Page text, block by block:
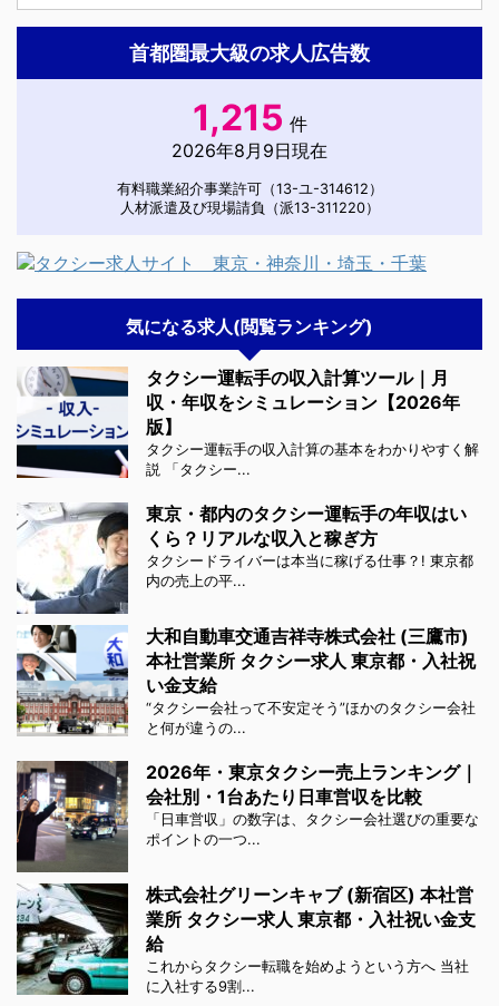
首都圏最大級の求人広告数
1,215 件
2026年8月9日現在
有料職業紹介事業許可（13-ユ-314612）
人材派遣及び現場請負（派13-311220）
気になる求人(閲覧ランキング)
タクシー運転手の収入計算ツール｜月
収・年収をシミュレーション【2026年
版】
タクシー運転手の収入計算の基本をわかりやすく解
説 「タクシー...
東京・都内のタクシー運転手の年収はい
くら？リアルな収入と稼ぎ方
タクシードライバーは本当に稼げる仕事？! 東京都
内の売上の平...
大和自動車交通吉祥寺株式会社 (三鷹市)
本社営業所 タクシー求人 東京都・入社祝
い金支給
“タクシー会社って不安定そう”ほかのタクシー会社
と何が違うの...
2026年・東京タクシー売上ランキング｜
会社別・1台あたり日車営収を比較
「日車営収」の数字は、タクシー会社選びの重要な
ポイントの一つ...
株式会社グリーンキャブ (新宿区) 本社営
業所 タクシー求人 東京都・入社祝い金支
給
これからタクシー転職を始めようという方へ 当社
に入社する9割...